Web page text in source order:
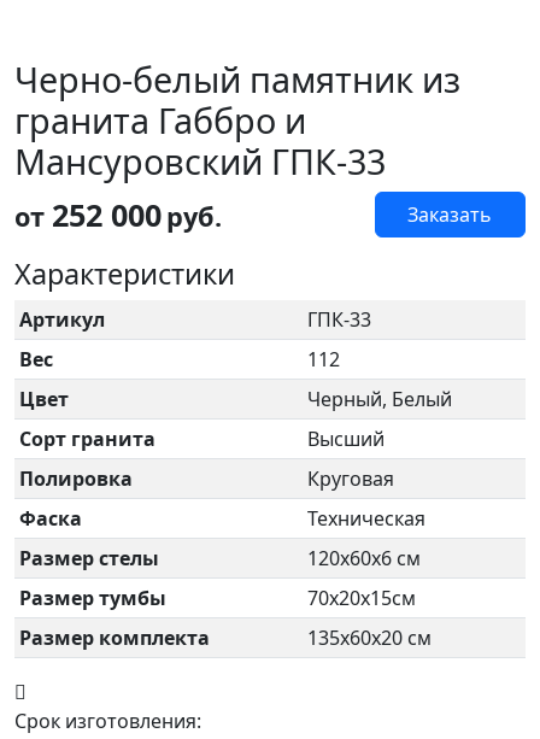
Черно-белый памятник из
гранита Габбро и
Мансуровский ГПК-33
от 252 000руб. Заказать
Характеристики
Артикул
ГПК-33
Вес
112
Цвет
Черный, Белый
Сорт гранита
Высший
Полировка
Круговая
Фаска
Техническая
Размер стелы
120х60х6 см
Размер тумбы
70х20х15см
Размер комплекта
135х60х20 см
Срок изготовления: